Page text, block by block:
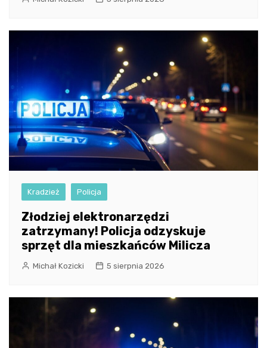
Kradzież Policja
Złodziej elektronarzędzi
zatrzymany! Policja odzyskuje
sprzęt dla mieszkańców Milicza
Michał Kozicki 5 sierpnia 2026